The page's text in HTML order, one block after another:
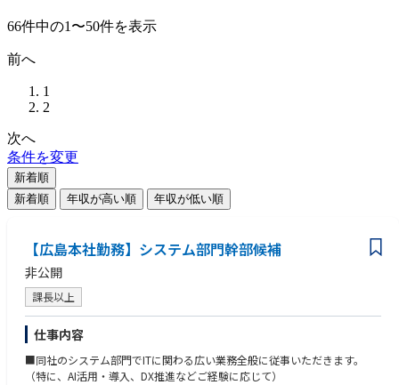
66件中の1〜50件を表示
前へ
1
2
次へ
条件を変更
新着順
新着順
年収が高い順 年収が低い順
【広島本社勤務】システム部門幹部候補
非公開
課長以上
仕事内容
■同社のシステム部門でITに関わる広い業務全般に従事いただきます。
（特に、AI活用・導入、DX推進などご経験に応じて）